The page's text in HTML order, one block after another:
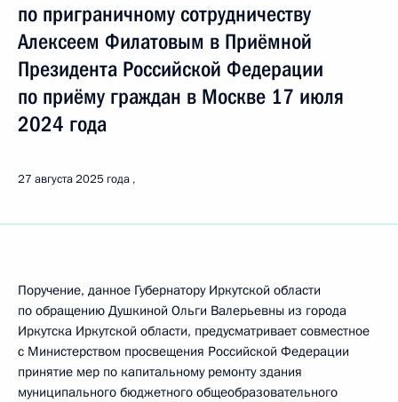
по приграничному сотрудничеству
Алексеем Филатовым в Приёмной
Президента Российской Федерации
по приёму граждан в Москве 17 июля
2024 года
27 августа 2025 года
Поручение, данное Губернатору Иркутской области
по обращению Душкиной Ольги Валерьевны из города
Иркутска Иркутской области, предусматривает совместное
с Министерством просвещения Российской Федерации
принятие мер по капитальному ремонту здания
муниципального бюджетного общеобразовательного